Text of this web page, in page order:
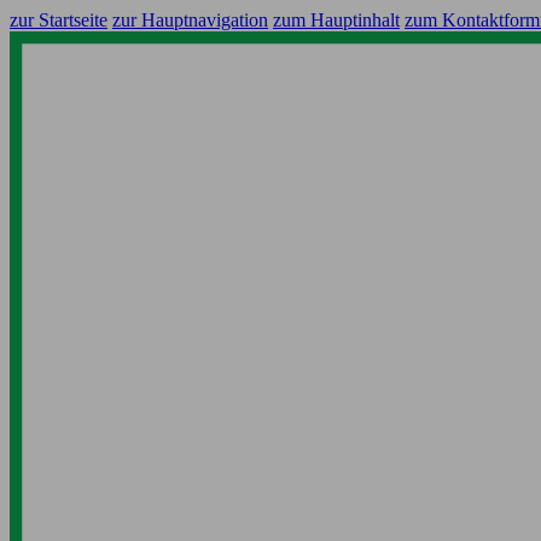
zur Startseite zur Hauptnavigation zum Hauptinhalt zum